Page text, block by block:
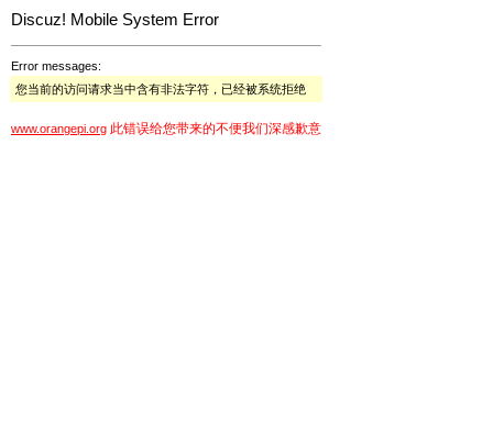
Discuz! Mobile System Error
Error messages:
您当前的访问请求当中含有非法字符，已经被系统拒绝
www.orangepi.org 此错误给您带来的不便我们深感歉意